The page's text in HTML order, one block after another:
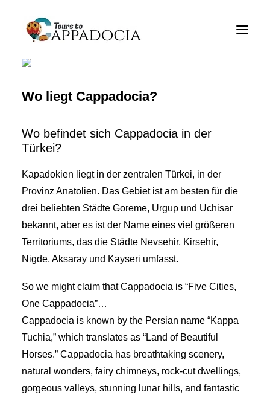
Privater Cappadocia Tours
Cappadocia Ballon Touren
Kontakt
Wo liegt Cappadocia?
Wo befindet sich Cappadocia in der
Türkei?
Kapadokien liegt in der zentralen Türkei, in der
Provinz Anatolien. Das Gebiet ist am besten für die
drei beliebten Städte Goreme, Urgup und Uchisar
bekannt, aber es ist der Name eines viel größeren
Territoriums, das die Städte Nevsehir, Kirsehir,
Nigde, Aksaray und Kayseri umfasst.
So we might claim that Cappadocia is “Five Cities,
One Cappadocia”…
Cappadocia is known by the Persian name “Kappa
Tuchia,” which translates as “Land of Beautiful
Horses.” Cappadocia has breathtaking scenery,
natural wonders, fairy chimneys, rock-cut dwellings,
gorgeous valleys, stunning lunar hills, and fantastic